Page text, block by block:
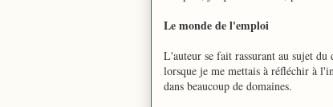
Le monde de l'emploi
L'auteur se fait rassurant au sujet
lorsque je me mettais à réfléchir à
dans beaucoup de domaines.